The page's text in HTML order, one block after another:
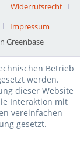
Widerrufsrecht
Impressum
Greenbase
Betrieb
werden.
dieser Website
Interaktion mit
vereinfachen
gesetzt.